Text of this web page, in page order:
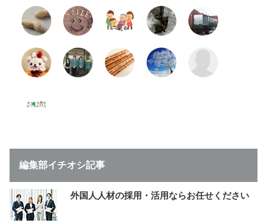
編集部イチオシ記事
外国人人材の採用・活用ならお任せください